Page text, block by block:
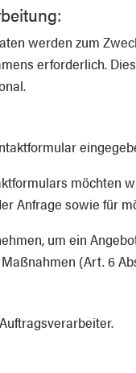
werden zum
erforderlich.
möchten
Anfrage sowie für
um ein
(Art. 6